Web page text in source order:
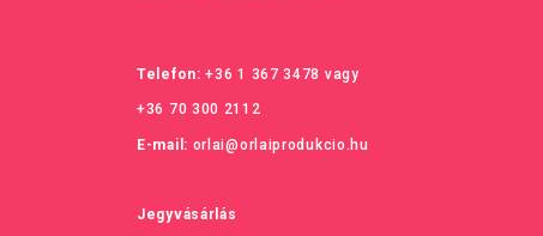
Telefon: +36 1 367 3478 vagy
+36 70 300 2112
E-mail: orlai@orlaiprodukcio.hu
Jegyvásárlás